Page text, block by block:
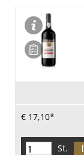
€ 17,10*
St.